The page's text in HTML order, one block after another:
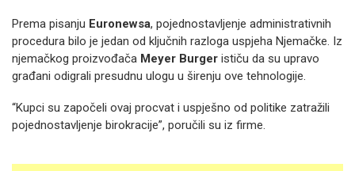
Prema pisanju Euronewsa, pojednostavljenje administrativnih
procedura bilo je jedan od ključnih razloga uspjeha Njemačke. Iz
njemačkog proizvođača Meyer Burger ističu da su upravo
građani odigrali presudnu ulogu u širenju ove tehnologije.
“Kupci su započeli ovaj procvat i uspješno od politike zatražili
pojednostavljenje birokracije”, poručili su iz firme.